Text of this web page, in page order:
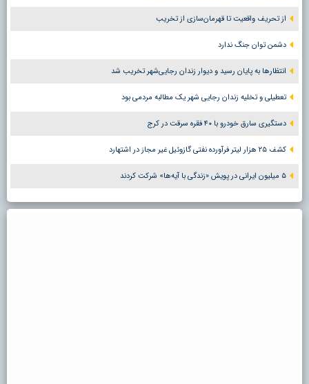
از تحریف واقعیت تا قهرمان‌سازی از تخریب
دشمن توان جنگ ندارد
انتظارها به پایان رسید و دیوار زندان رجایی‌شهر تخریب شد
تعطیلی و تخلیه زندان رجایی شهر یک مطالبه مردمی بود
دستگیری سارق خودرو با ۴۰ فقره سرقت در کرج
کشف ۲۵ هزار لیتر فرآورده نفتی گازوئیل غیر مجاز در اشتهارد
۵ میلیون ایرانی در پویش «زندگی با آیه‌ها» شرکت کردند